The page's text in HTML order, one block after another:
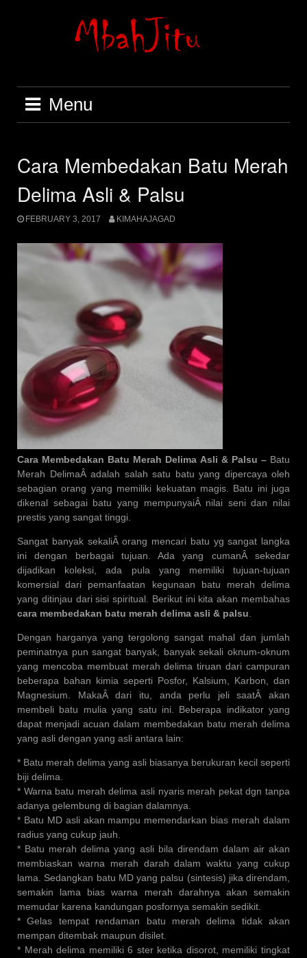
Menu
Cara Membedakan Batu Merah
Delima Asli & Palsu
FEBRUARY 3, 2017 KIMAHAJAGAD
Cara Membedakan Batu Merah Delima Asli & Palsu – Batu
Merah DelimaÂ adalah salah satu batu yang dipercaya oleh
sebagian orang yang memiliki kekuatan magis. Batu ini juga
dikenal sebagai batu yang mempunyaiÂ nilai seni dan nilai
prestis yang sangat tinggi.
Sangat banyak sekaliÂ orang mencari batu yg sangat langka
ini dengan berbagai tujuan. Ada yang cumanÂ sekedar
dijadikan koleksi, ada pula yang memiliki tujuan-tujuan
komersial dari pemanfaatan kegunaan batu merah delima
yang ditinjau dari sisi spiritual. Berikut ini kita akan membahas
cara membedakan batu merah delima asli & palsu.
Dengan harganya yang tergolong sangat mahal dan jumlah
peminatnya pun sangat banyak, banyak sekali oknum-oknum
yang mencoba membuat merah delima tiruan dari campuran
beberapa bahan kimia seperti Posfor, Kalsium, Karbon, dan
Magnesium. MakaÂ dari itu, anda perlu jeli saatÂ akan
membeli batu mulia yang satu ini. Beberapa indikator yang
dapat menjadi acuan dalam membedakan batu merah delima
yang asli dengan yang asli antara lain:
* Batu merah delima yang asli biasanya berukuran kecil seperti
biji delima.
* Warna batu merah delima asli nyaris merah pekat dgn tanpa
adanya gelembung di bagian dalamnya.
* Batu MD asli akan mampu memendarkan bias merah dalam
radius yang cukup jauh.
* Batu merah delima yang asli bila direndam dalam air akan
membiaskan warna merah darah dalam waktu yang cukup
lama. Sedangkan batu MD yang palsu (sintesis) jika direndam,
semakin lama bias warna merah darahnya akan semakin
memudar karena kandungan posfornya semakin sedikit.
* Gelas tempat rendaman batu merah delima tidak akan
mempan ditembak maupun disilet.
* Merah delima memiliki 6 ster ketika disorot, memiliki tingkat